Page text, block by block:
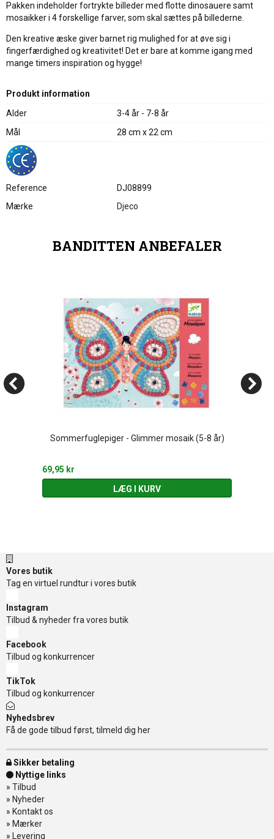
Pakken indeholder fortrykte billeder med flotte dinosauere samt
mosaikker i 4 forskellige farver, som skal sættes på billederne.
Den kreative æske giver barnet rig mulighed for at øve sig i
fingerfærdighed og kreativitet! Det er bare at komme igang med
mange timers inspiration og hygge!
Produkt information
Alder
3-4 år - 7-8 år
Mål
28 cm x 22 cm
Reference
DJ08899
Mærke
Djeco
BANDITTEN ANBEFALER
Sommerfuglepiger - Glimmer mosaik (5-8 år)
69,95 kr
LÆG I KURV
Vores butik
Tag en virtuel rundtur i vores butik
Instagram
Tilbud & nyheder fra vores butik
Facebook
Tilbud og konkurrencer
TikTok
Tilbud og konkurrencer
Nyhedsbrev
Få de gode tilbud først, tilmeld dig her
Sikker betaling
Nyttige links
» Tilbud
» Nyheder
» Kontakt os
» Mærker
» Levering